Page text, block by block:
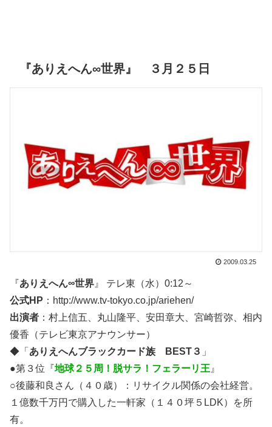
『ありえへん∞世界』 ３月２５日
2009.03.25
『ありえへん∞世界 』 テレ東（水）0:12～
公式HP ：http://www.tv-tokyo.co.jp/ariehen/
出演者 ：村上信五、丸山隆平、安田章大、宮崎哲弥、相内
優香（テレビ東京アナウンサー）
◆「 ありえへんブラックカード族 BEST３ 」
●第３位『地球２５周！脱サラ！フェラーリ王 』
○後藤和良さん（４０歳）：リサイクル関係の会社経営。
１億数千万円で購入した一軒家（１４０坪５LDK）を所
有。